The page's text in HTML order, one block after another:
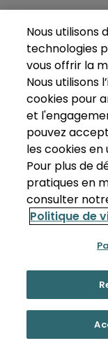
Nous utilisons
technologies
vous offrir la
Nous utilisons
cookies pour
et
pouvez
les cookies en
Pour plus de
pratiques en
consulter
Politique de